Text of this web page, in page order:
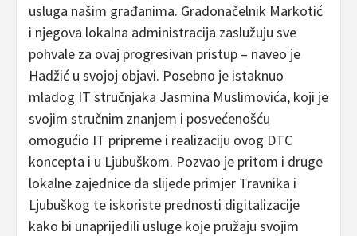
usluga našim građanima. Gradonačelnik Markotić
i njegova lokalna administracija zaslužuju sve
pohvale za ovaj progresivan pristup – naveo je
Hadžić u svojoj objavi. Posebno je istaknuo
mladog IT stručnjaka Jasmina Muslimovića, koji je
svojim stručnim znanjem i posvećenošću
omogućio IT pripreme i realizaciju ovog DTC
koncepta i u Ljubuškom. Pozvao je pritom i druge
lokalne zajednice da slijede primjer Travnika i
Ljubuškog te iskoriste prednosti digitalizacije
kako bi unaprijedili usluge koje pružaju svojim